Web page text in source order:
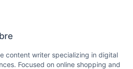
content writer specializing in digital
Focused on online shopping and